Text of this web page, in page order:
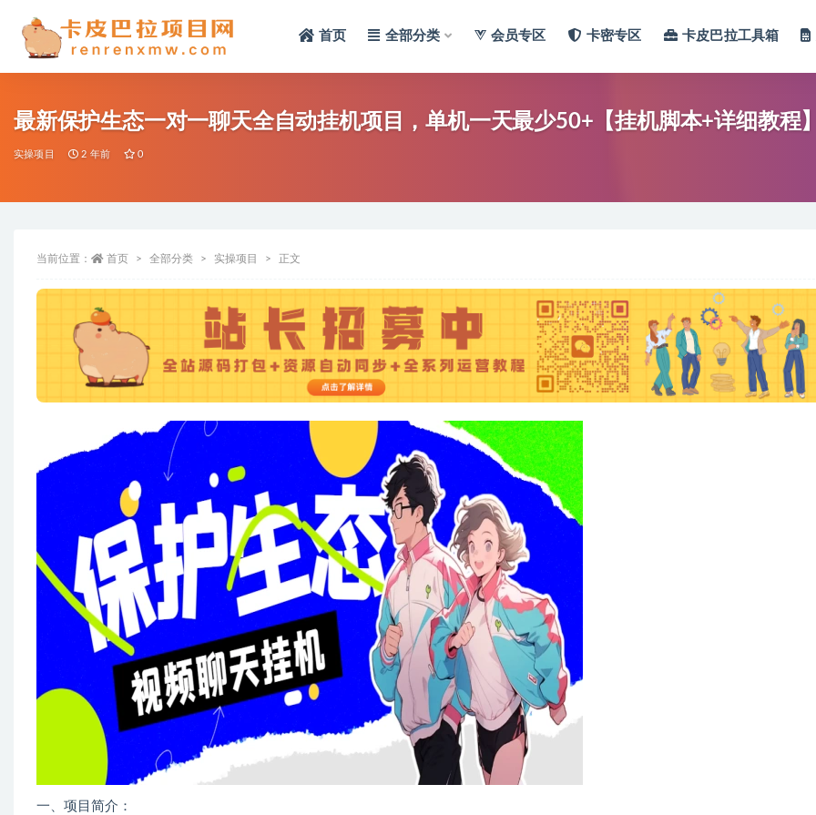
首页 全部分类 会员专区 卡密专区 卡皮巴拉工具箱
最新保护生态一对一聊天全自动挂机项目，单机一天最少50+【挂机脚本+详细教程
实操项目 2 年前 0
当前位置： 首页 全部分类 实操项目 正文
一、项目简介：